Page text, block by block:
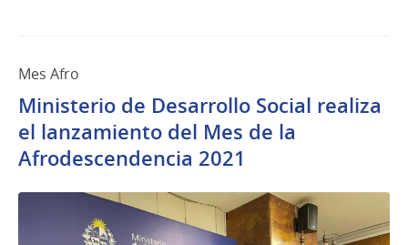
Mes Afro
Ministerio de Desarrollo Social realiza
el lanzamiento del Mes de la
Afrodescendencia 2021